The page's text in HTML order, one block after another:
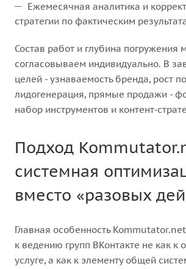
Ежемесячная аналитика и
стратегии по фактическим
Состав работ и глубина погружения
согласовываем индивидуально. В
целей - узнаваемость бренда, рост
лидогенерация, прямые продажи -
набор инструментов и
Подход
системная
вместо «разовых
Главная особенность
к ведению групп ВКонтакте не как к
услуге, а как к элементу общей